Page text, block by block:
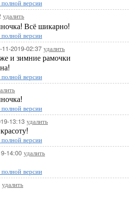
версии
удалить
Всё шикарно!
версии
11-2019-02:37 удалить
и зимние рамочки
версии
версии
13:13 удалить
версии
14:00 удалить
версии
удалить